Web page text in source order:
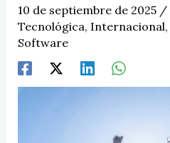
10 de septiembre de 2025 /
Tecnológica, Internacional,
Software